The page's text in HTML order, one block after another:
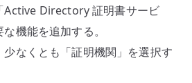
Active Directory 証明書サービ
機能を追加する。
なくとも「証明機関」を選択す